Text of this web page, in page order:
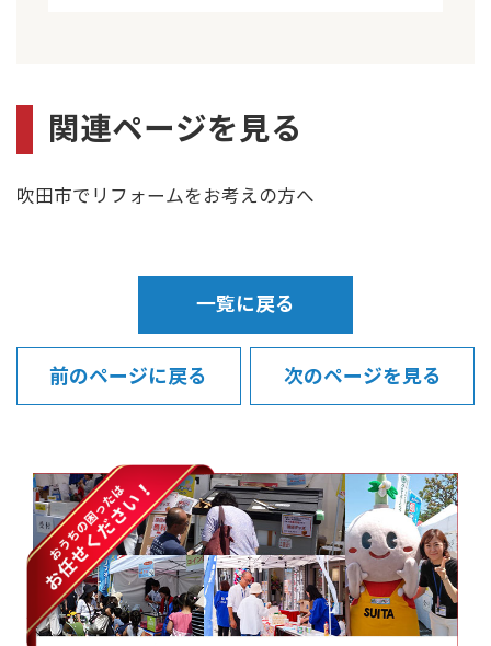
関連ページを見る
吹田市でリフォームをお考えの方へ
前のページに戻る
一覧に戻る
次のページを見る